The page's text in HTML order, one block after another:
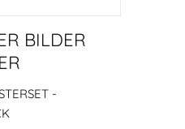
BILDER
-